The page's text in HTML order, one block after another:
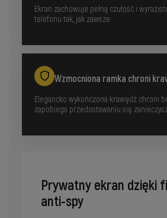
Ekran zachowuje pełną czułość i
telefonu tak, jak zawsze.
Wzmocniona ramka chroni
Elegancko wykończona krawędź chroni
zapobiega przedostawaniu się
Prywatny ekran dzięki
anti-spy